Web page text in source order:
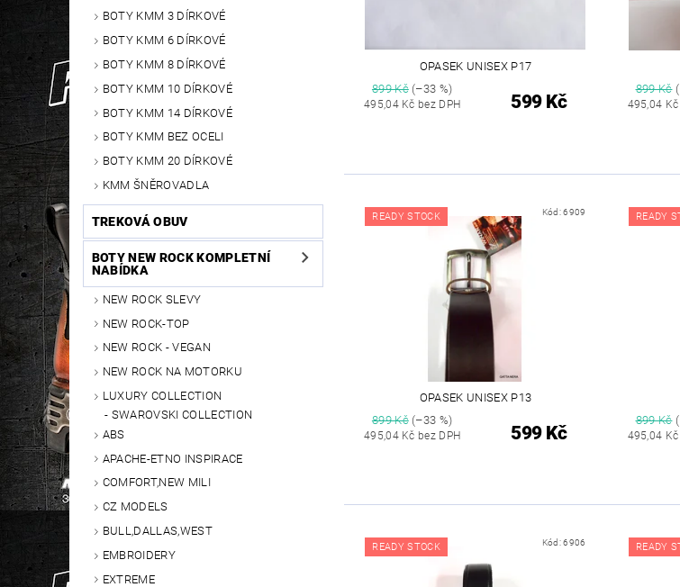
BOTY KMM 3 DÍRKOVÉ
BOTY KMM 6 DÍRKOVÉ
BOTY KMM 8 DÍRKOVÉ
BOTY KMM 10 DÍRKOVÉ
BOTY KMM 14 DÍRKOVÉ
BOTY KMM BEZ OCELI
BOTY KMM 20 DÍRKOVÉ
KMM ŠNĚROVADLA
TREKOVÁ OBUV
BOTY NEW ROCK KOMPLETNÍ
NABÍDKA
NEW ROCK SLEVY
NEW ROCK-TOP
NEW ROCK - VEGAN
NEW ROCK NA MOTORKU
LUXURY COLLECTION
SWAROVSKI COLLECTION
ABS
APACHE-ETNO INSPIRACE
COMFORT,NEW MILI
CZ MODELS
BULL,DALLAS,WEST
EMBROIDERY
EXTREME
OPASEK UNISEX P17
899 Kč(–33 %)
495,04 Kč bez DPH 599 Kč
899 Kč
495,04 Kč
READY STOCK Kód:6909
OPASEK UNISEX P13
899 Kč(–33 %)
495,04 Kč bez DPH 599 Kč
READY
899 Kč
495,04 Kč
READY STOCK Kód:6906 READY